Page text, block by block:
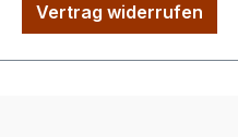
Vertrag widerrufen